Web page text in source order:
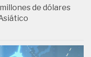
de dólares